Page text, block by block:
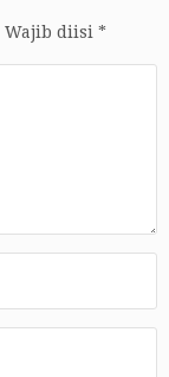
Wajib diisi *